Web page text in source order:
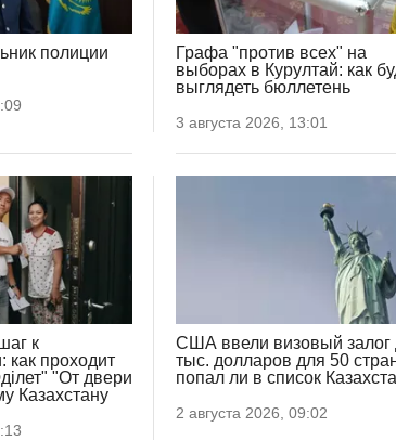
полиции
Графа "против всех" на
выборах в Курултай: как
выглядеть бюллетень
3 августа 2026, 13:01
к
как проходит
"От двери
Казахстану
США ввели визовый залог
тыс. долларов для 50
попал ли в список
2 августа 2026, 09:02